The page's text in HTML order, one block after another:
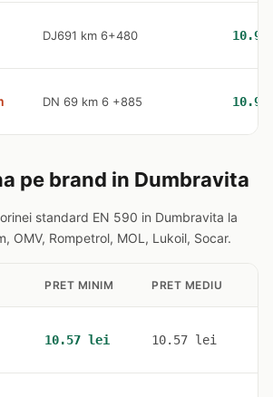
DJ691 km 6+480
DN 69 km 6 +885
pe brand in Dumbravita
standard EN 590 in Dumbravita la
OMV, Rompetrol, MOL, Lukoil, Socar.
PRET MINIM PRET MEDIU
10.57 lei 10.57 lei